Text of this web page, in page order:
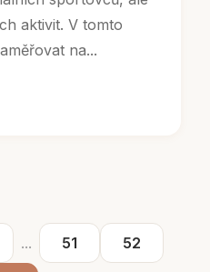
aktivit. V tomto
na...
... 51 52